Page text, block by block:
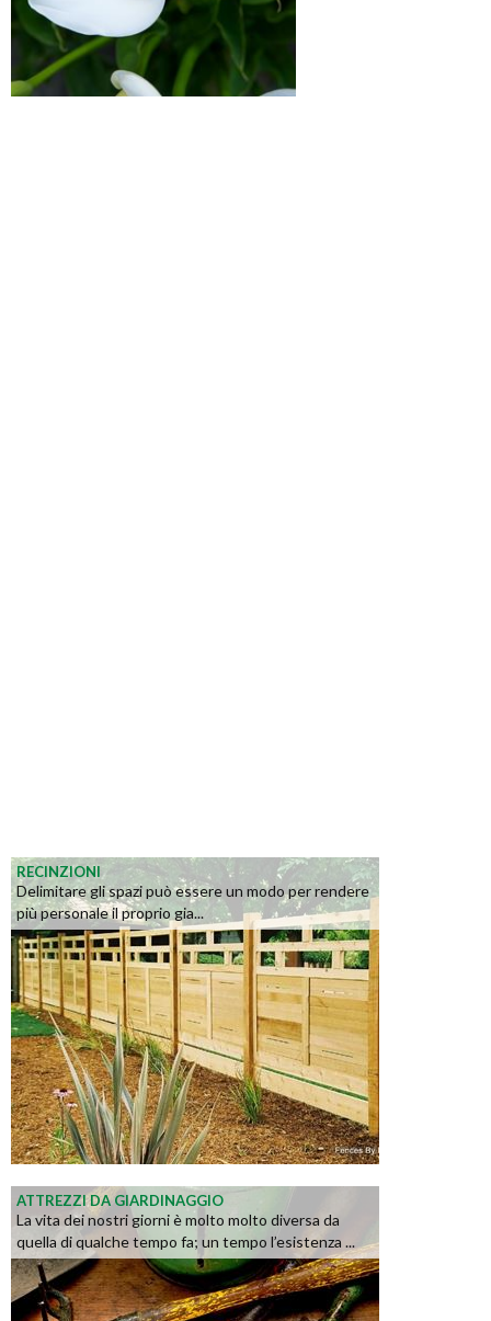
RECINZIONI
Delimitare gli spazi può essere un modo per rendere
più personale il proprio gia...
ATTREZZI DA GIARDINAGGIO
La vita dei nostri giorni è molto molto diversa da
quella di qualche tempo fa; un tempo l’esistenza ...